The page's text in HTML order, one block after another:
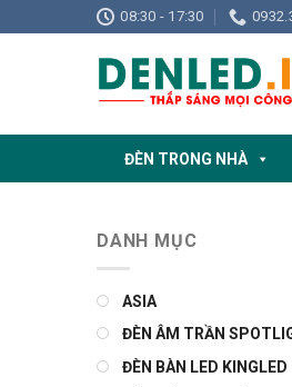
to
08:30 - 17:30
ĐÈN TRONG NHÀ
DANH MỤC
ASIA
ĐÈN ÂM TRẦN
ĐÈN BÀN LED KINGLED